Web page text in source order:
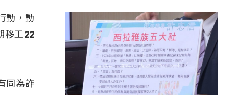
動，動
移工22
同為詐